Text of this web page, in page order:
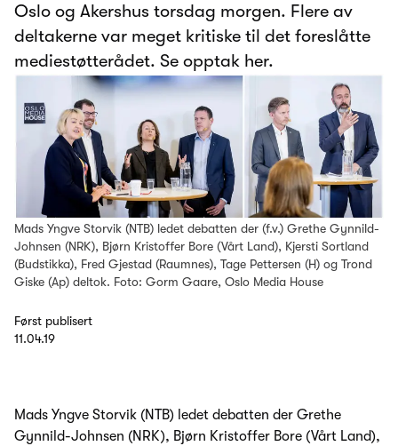
Oslo og Akershus torsdag morgen. Flere av
deltakerne var meget kritiske til det foreslåtte
mediestøtterådet. Se opptak her.
Mads Yngve Storvik (NTB) ledet debatten der (f.v.) Grethe Gynnild-
Johnsen (NRK), Bjørn Kristoffer Bore (Vårt Land), Kjersti Sortland
(Budstikka), Fred Gjestad (Raumnes), Tage Pettersen (H) og Trond
Giske (Ap) deltok. Foto: Gorm Gaare, Oslo Media House
Først publisert
11.04.19
Mads Yngve Storvik (NTB) ledet debatten der Grethe
Gynnild-Johnsen (NRK), Bjørn Kristoffer Bore (Vårt Land),